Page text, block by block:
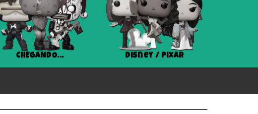
CHEGANDO... Disney / Pixar